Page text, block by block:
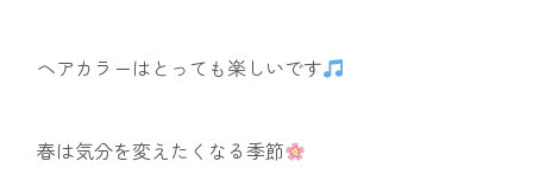
ヘアカラーはとっても楽しいです
春は気分を変えたくなる季節